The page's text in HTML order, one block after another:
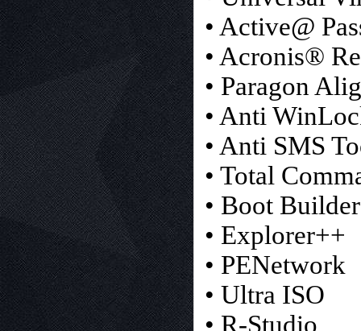
• Active@
• Acronis®
• Paragon
• Anti
• Anti SMS
• Total
• Boot Builder
• Explorer++
• PENetwork
• Ultra ISO
• R-Studio